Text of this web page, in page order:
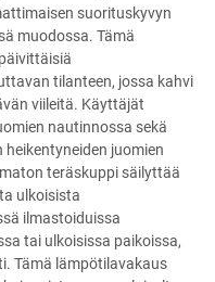
suorituskyvyn
muodossa. Tämä
tilanteen, jossa kahvi
viileitä. Käyttäjät
nautinnossa sekä
juomien
teräskuppi säilyttää
ulkoisista
ilmastoiduissa
tai ulkoisissa paikoissa,
Tämä lämpötilavakaus